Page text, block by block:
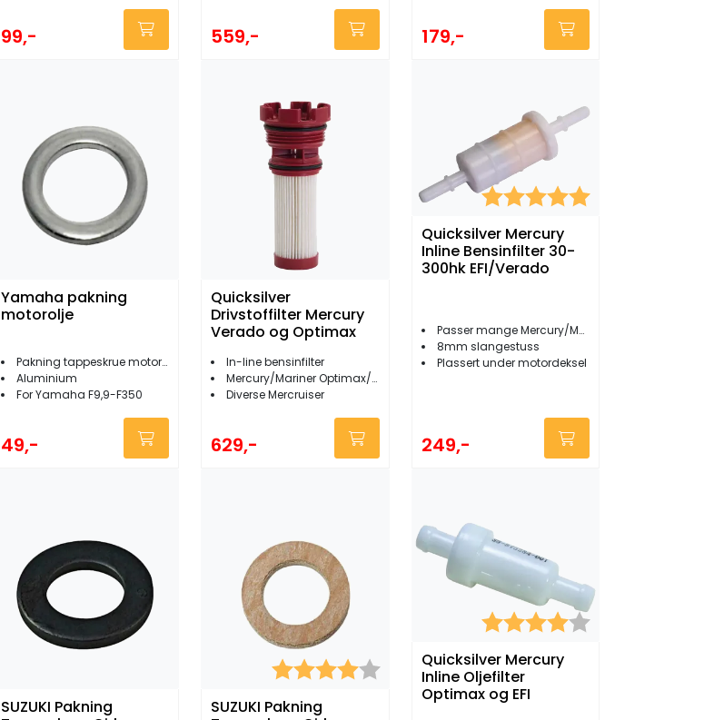
99,- 559,- 179,-
Yamaha pakning
motorolje
Pakning tappeskrue motorolje
Aluminium
For Yamaha F9,9-F350
49,-
Quicksilver
Drivstoffilter Mercury
Verado og Optimax
In-line bensinfilter
Mercury/Mariner Optimax/Verado
Diverse Mercruiser
629,-
Karakter:
Quicksilver Mercury
Inline Bensinfilter 30-
300hk EFI/Verado
Passer mange Mercury/Mariner
8mm slangestuss
Plassert under motordeksel
249,-
SUZUKI Pakning
Karakter:
4.0 av 5 mulige
SUZUKI Pakning
Karakter:
Quicksilver Mercury
Inline Oljefilter
Optimax og EFI